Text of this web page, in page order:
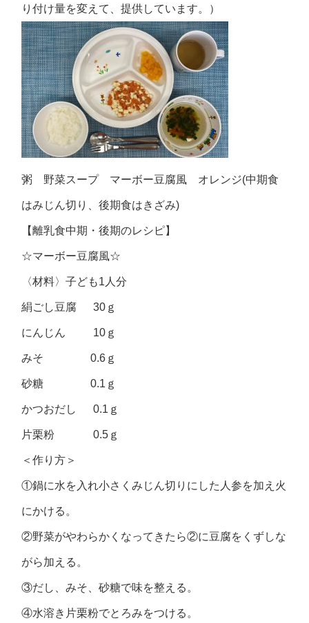
り付け量を変えて、提供しています。）
粥 野菜スープ マーボー豆腐風 オレンジ(中期食
はみじん切り、後期食はきざみ)
【離乳食中期・後期のレシピ】
☆マーボー豆腐風☆
〈材料〉子ども1人分
絹ごし豆腐 30ｇ
にんじん 10ｇ
みそ 0.6ｇ
砂糖 0.1ｇ
かつおだし 0.1ｇ
片栗粉 0.5ｇ
＜作り方＞
①鍋に水を入れ小さくみじん切りにした人参を加え火
にかける。
②野菜がやわらかくなってきたら②に豆腐をくずしな
がら加える。
③だし、みそ、砂糖で味を整える。
④水溶き片栗粉でとろみをつける。